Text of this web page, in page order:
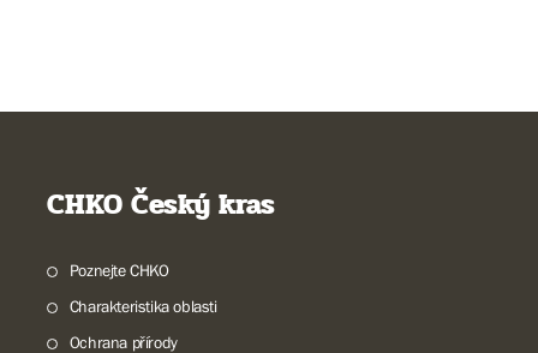
CHKO Český kras
Poznejte CHKO
Charakteristika oblasti
Ochrana přírody